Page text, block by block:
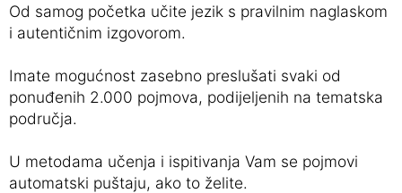
Od samog početka učite jezik s pravilnim naglaskom
i autentičnim izgovorom.
Imate mogućnost zasebno preslušati svaki od
ponuđenih 2.000 pojmova, podijeljenih na tematska
područja.
U metodama učenja i ispitivanja Vam se pojmovi
automatski puštaju, ako to želite.